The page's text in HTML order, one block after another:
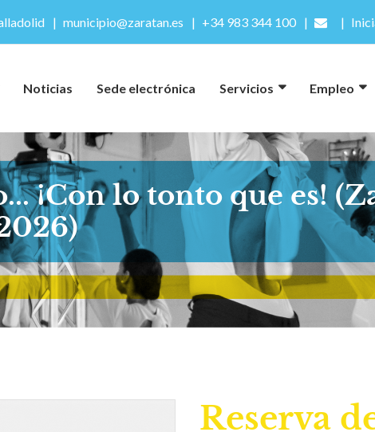
municipio@zaratan.es +34 983 344 100
Noticias Sede electrónica Servicios Empleo
¡Con lo tonto que es!
Reserva